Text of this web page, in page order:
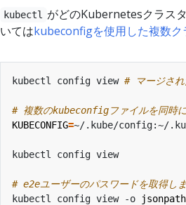
kubectl
がどのKubernetesクラス
いてはkubeconfigを使用した複数ク
kubectl config view # マージさ
# 複数のkubeconfigファイルを同時に
KUBECONFIG=
# e2eユーザーのパスワードを取得しま
kubectl config view -o
jsonpath